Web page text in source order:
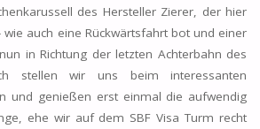
des Hersteller Zierer, der hier
auch eine Rückwärtsfahrt bot und einer
in Richtung der letzten Achterbahn des
stellen wir uns beim interessanten
und genießen erst einmal die aufwendig
ehe wir auf dem SBF Visa Turm recht